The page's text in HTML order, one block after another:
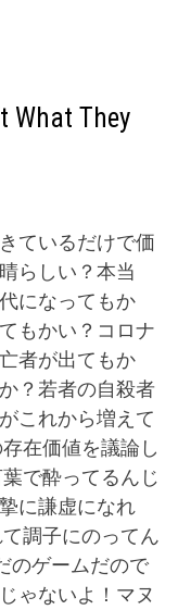
What They
ているだけで価
らしい？本当
になってもか
もかい？コロナ
者が出てもか
？若者の自殺者
これから増えて
在価値を議論し
で酔ってるんじ
に謙虚になれ
調子にのってん
のゲームだので
ゃないよ！マヌ